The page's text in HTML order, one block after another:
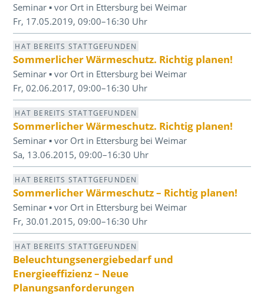
Seminar ▪ vor Ort in Ettersburg bei Weimar
Fr, 17.05.2019, 09:00–16:30 Uhr
HAT BEREITS STATTGEFUNDEN
Sommerlicher Wärmeschutz. Richtig planen!
Seminar ▪ vor Ort in Ettersburg bei Weimar
Fr, 02.06.2017, 09:00–16:30 Uhr
HAT BEREITS STATTGEFUNDEN
Sommerlicher Wärmeschutz. Richtig planen!
Seminar ▪ vor Ort in Ettersburg bei Weimar
Sa, 13.06.2015, 09:00–16:30 Uhr
HAT BEREITS STATTGEFUNDEN
Sommerlicher Wärmeschutz – Richtig planen!
Seminar ▪ vor Ort in Ettersburg bei Weimar
Fr, 30.01.2015, 09:00–16:30 Uhr
HAT BEREITS STATTGEFUNDEN
Beleuchtungsenergiebedarf und
Energieeffizienz – Neue
Planungsanforderungen